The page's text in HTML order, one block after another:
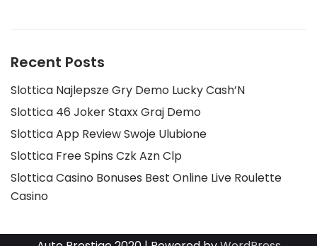
Recent Posts
Slottica Najlepsze Gry Demo Lucky Cash’N
Slottica 46 Joker Staxx Graj Demo
Slottica App Review Swoje Ulubione
Slottica Free Spins Czk Azn Clp
Slottica Casino Bonuses Best Online Live Roulette
Casino